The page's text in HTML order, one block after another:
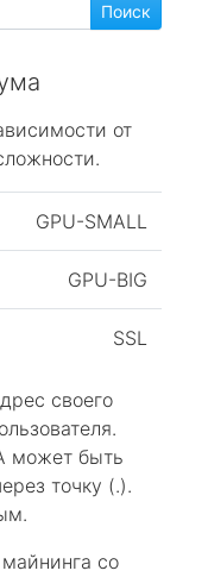
от
GPU-SMALL
GPU-BIG
SSL
своего
может быть
точку (.).
со